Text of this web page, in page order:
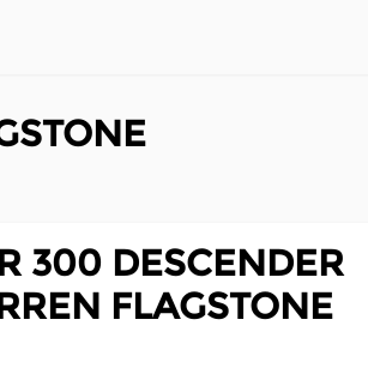
300 DESCENDER
FLAGSTONE